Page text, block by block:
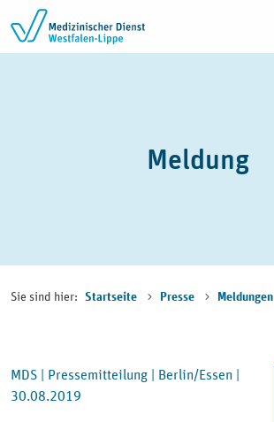
Zum Inhalt springen
Meldung
Sie sind hier: Startseite Presse Meldungen
MDS | Pressemitteilung | Berlin/Essen |
30.08.2019